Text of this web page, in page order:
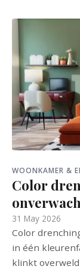
WOONKAMER &
Color
31 May 2026
Color
in één
klinkt